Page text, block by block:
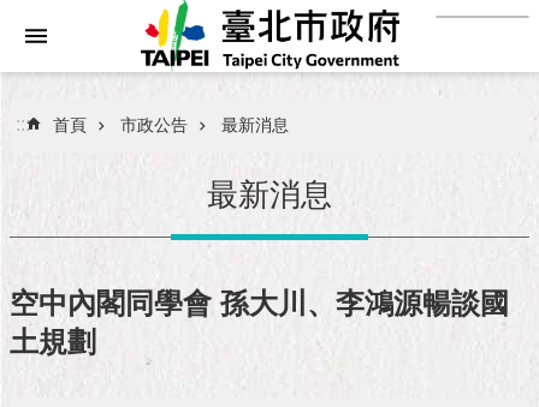
跳到主要內容區塊
進
搜
民
服
務
::: 首頁 市政公告 最新消息
最新消息
空中內閣同學會 孫大川、李鴻源暢談國
土規劃